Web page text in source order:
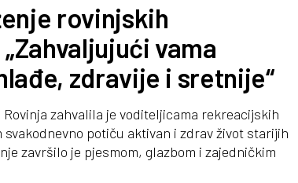
rovinjskih
vama
zdravije i sretnije“
zahvalila je voditeljicama rekreacijskih
svakodnevno potiču aktivan i zdrav život starijih
završilo je pjesmom, glazbom i zajedničkim